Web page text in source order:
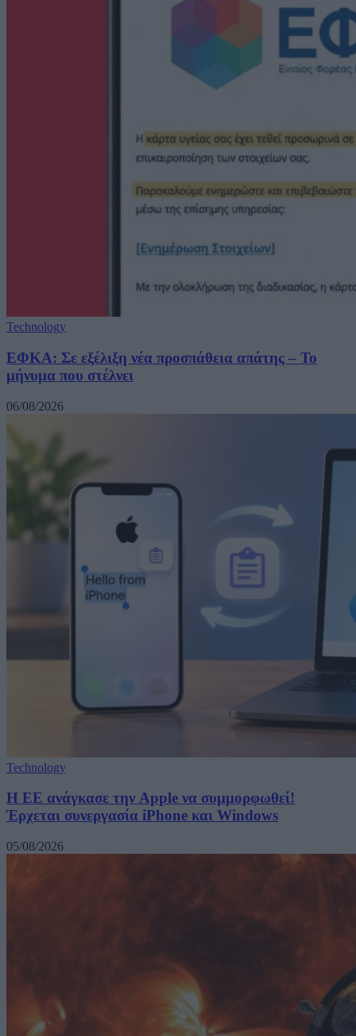
Technology
ΕΦΚΑ: Σε εξέλιξη νέα προσπάθεια απάτης – Το
μήνυμα που στέλνει
06/08/2026
Technology
H ΕΕ ανάγκασε την Apple να συμμορφωθεί!
Έρχεται συνεργασία iPhone και Windows
05/08/2026